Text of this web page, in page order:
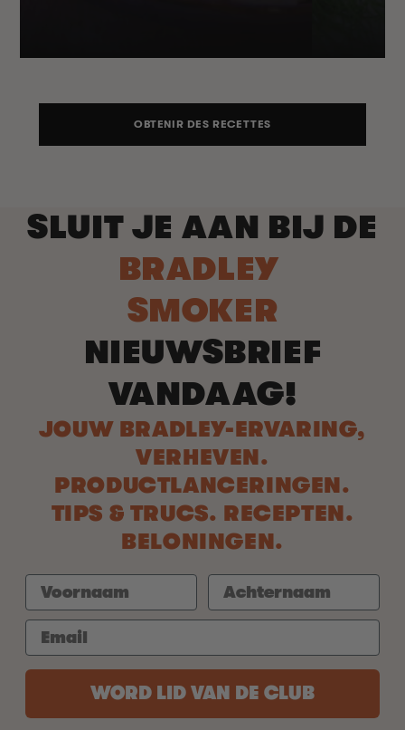
OBTENIR DES RECETTES
SLUIT JE AAN BIJ DE
BRADLEY
SMOKER
NIEUWSBRIEF
VANDAAG!
JOUW BRADLEY-ERVARING,
VERHEVEN.
PRODUCTLANCERINGEN.
TIPS & TRUCS. RECEPTEN.
BELONINGEN.
WORD LID VAN DE CLUB